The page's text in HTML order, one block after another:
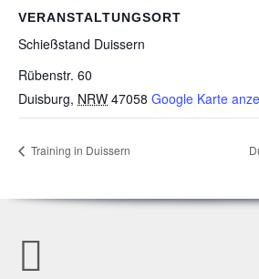
VERANSTALTUNGSORT
Schieß­stand Duissern
Rübenstr. 60
Duisburg, NRW 47058 Google Karte
Trai­ning in Duissern